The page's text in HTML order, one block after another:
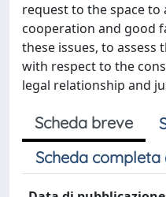
request to the space
cooperation and good
these issues, to
with respect to the
legal relationship and
Scheda breve
Scheda completa